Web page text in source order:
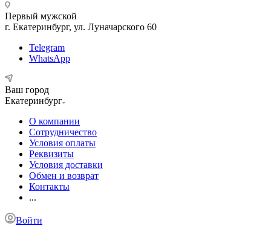
Первый мужской
г. Екатеринбург, ул. Луначарского 60
Telegram
WhatsApp
Ваш город
Екатеринбург
О компании
Сотрудничество
Условия оплаты
Реквизиты
Условия доставки
Обмен и возврат
Контакты
...
Войти